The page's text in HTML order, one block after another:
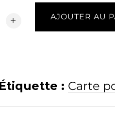
de Tiki MugsAJOUTER AU
Étiquette : Carte